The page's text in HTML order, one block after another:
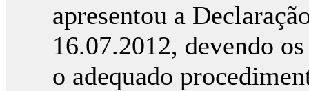
apresentou a
16.07.2012, devendo
o adequado